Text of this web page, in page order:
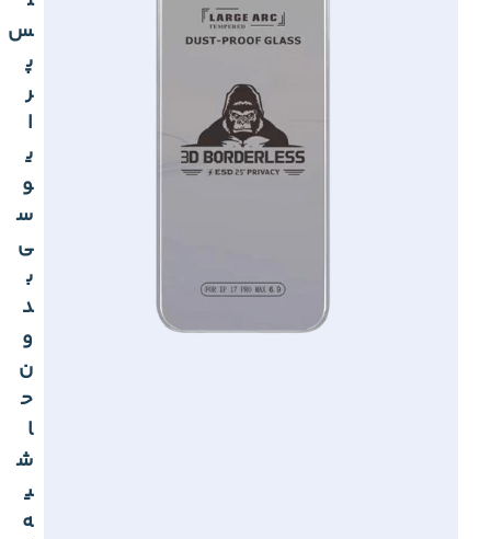
س
پ
ر
ا
ی
و
س
ی
ب
د
و
ن
ح
ا
ش
ی
ه